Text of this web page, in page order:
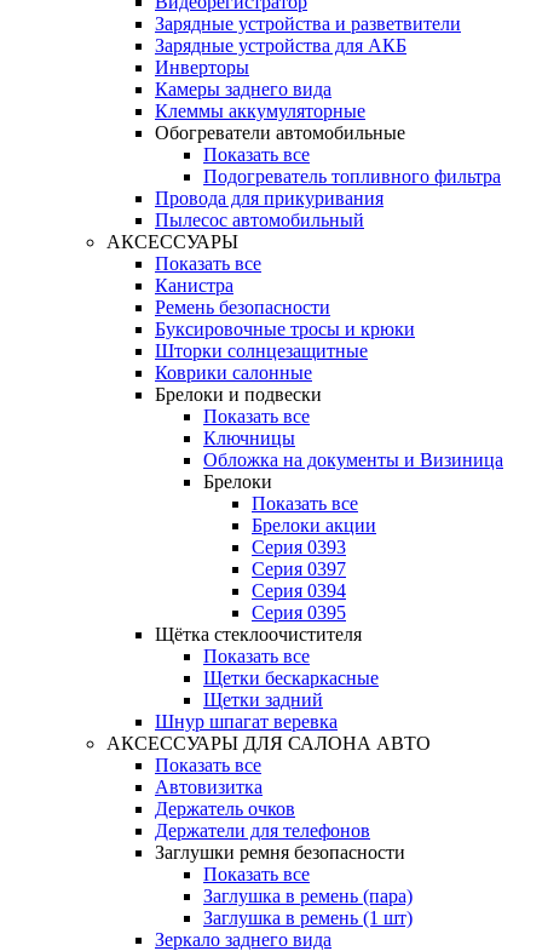
Зарядные устройства и разветвители
Зарядные устройства для АКБ
Инверторы
Камеры заднего вида
Клеммы аккумуляторные
Обогреватели автомобильные
Показать все
Подогреватель топливного фильтра
Провода для прикуривания
Пылесос автомобильный
АКСЕССУАРЫ
Показать все
Канистра
Ремень безопасности
Буксировочные тросы и крюки
Шторки солнцезащитные
Коврики салонные
Брелоки и подвески
Показать все
Ключницы
Обложка на документы и Визиница
Брелоки
Показать все
Брелоки акции
Серия 0393
Серия 0397
Серия 0394
Серия 0395
Щётка стеклоочистителя
Показать все
Щетки бескаркасные
Щетки задний
Шнур шпагат веревка
АКСЕССУАРЫ ДЛЯ САЛОНА АВТО
Показать все
Автовизитка
Держатель очков
Держатели для телефонов
Заглушки ремня безопасности
Показать все
Заглушка в ремень (пара)
Заглушка в ремень (1 шт)
Зеркало заднего вида